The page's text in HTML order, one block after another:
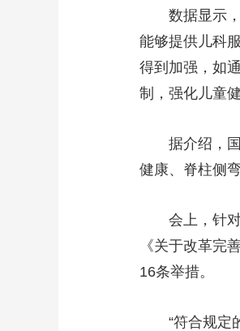
CCTV奥林匹克
大国展会
数据显示，
能够提供儿科
得到加强，如
制，强化儿童
据介绍，国
健康、脊柱侧
会上，针对
《关于改革完
16条举措。
“符合规定的